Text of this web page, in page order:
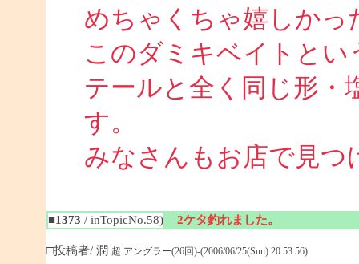
めちゃくちゃ嬉しかっ
このダミキベイトと
テールと全く同じ形・
す。
みなさんもお店で見つ
■1373 / inTopicNo.58) 2ケタ釣れました。
□投稿者/ 潤 超 アングラー(26回)-(2006/06/25(Sun) 20:53:56)